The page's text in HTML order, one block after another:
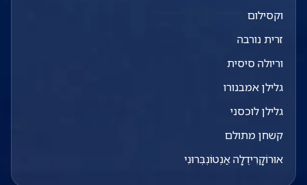
וקסילום
זרית נורבה
וריולה סיסית
גלילן אמבנורו
גלילן לוכסני
קשחן מתולם
אוּרוֹקָרִידֶלָה אַנְטוֹנְבְּרוּנִי